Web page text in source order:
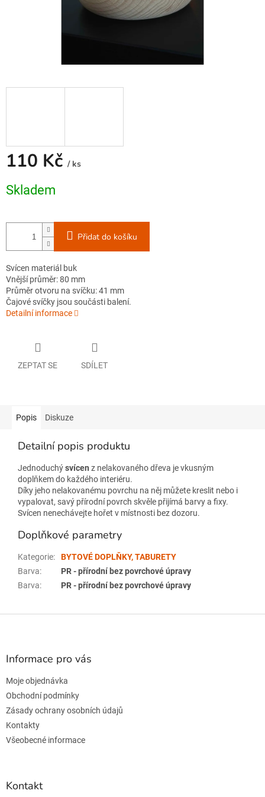
110 Kč / ks
cena:
Skladem
Přidat do košíku
Svícen materiál buk
Vnější průměr: 80 mm
Průměr otvoru na svíčku: 41 mm
Čajové svíčky jsou součásti balení.
Detailní informace
ZEPTAT SE SDÍLET
Popis Diskuze
Detailní popis produktu
Jednoduchýsvícen z nelakovaného dřeva je vkusným
doplňkem do každého interiéru.
Díky jeho nelakovanému povrchu na něj můžete kreslit nebo i
vypalovat, savý přírodní povrch skvěle přijímá barvy a fixy.
Svícen nenechávejte hořet v místnosti bez dozoru.
Doplňkové parametry
Kategorie:
BYTOVÉ DOPLŇKY, TABURETY
Barva:
PR - přírodní bez povrchové úpravy
Barva: PR - přírodní bez povrchové úpravy
Z
Informace pro vás
Moje objednávka
Obchodní podmínky
Zásady ochrany osobních údajů
Kontakty
Všeobecné informace
Kontakt